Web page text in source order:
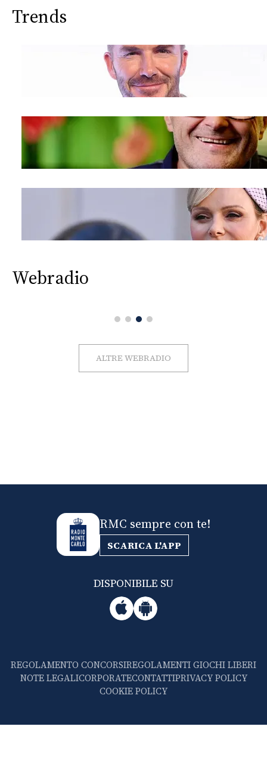
Trends
Webradio
ALTRE WEBRADIO
RMC sempre con te!
SCARICA L'APP
DISPONIBILE SU
REGOLAMENTO CONCORSIREGOLAMENTI GIOCHI LIBERI
NOTE LEGALICORPORATECONTATTIPRIVACY POLICY
COOKIE POLICY